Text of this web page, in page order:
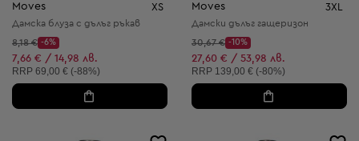
Moves XS
Дамска блуза с дълъг ръкав
Начална цена:
8,18 €
Discount Price:
-6%
Намалена цена:
7,66 € / 14,98 лв.
Препоръчителна цена:
RRP 69,00 € (-88%)
Moves 3XL
Дамски дълъг гащеризон
Начална цена:
30,67 €
Discount Price:
-10%
Намалена цена:
27,60 € / 53,98 лв.
Препоръчителна цена:
RRP 139,00 € (-80%)